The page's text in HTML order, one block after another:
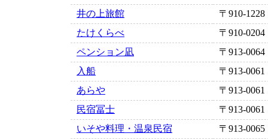
井の上旅館
〒910-1228
たけくらべ
〒910-0204
ペンション凪
〒913-0064
入船
〒913-0061
あらや
〒913-0061
民宿冨士
〒913-0061
いそや料理・温泉民宿
〒913-0065